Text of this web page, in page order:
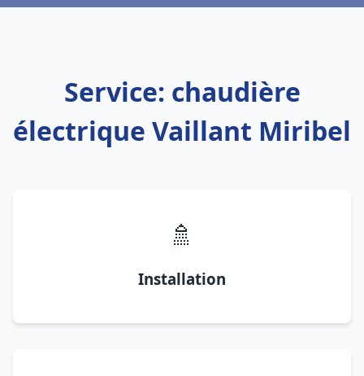
Service: chaudière
électrique Vaillant Miribel
🚿
Installation